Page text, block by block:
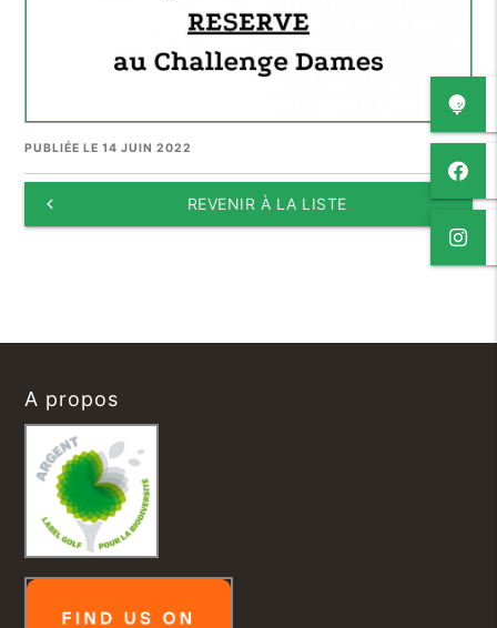
PUBLIÉE LE 14 JUIN 2022
keyboard_arrow_left REVENIR À LA LISTE
A propos